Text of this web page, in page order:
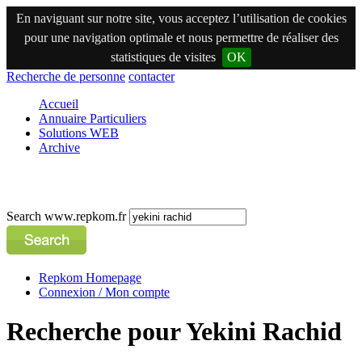
En naviguant sur notre site, vous acceptez l’utilisation de cookies
pour une navigation optimale et nous permettre de réaliser des
statistiques de visites
OK
Recherche de personne contacter
Accueil
Annuaire Particuliers
Solutions WEB
Archive
Search www.repkom.fr
Repkom Homepage
Connexion / Mon compte
Recherche pour Yekini Rachid